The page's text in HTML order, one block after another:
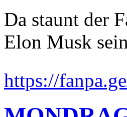
Da staunt der
Elon Musk
https://